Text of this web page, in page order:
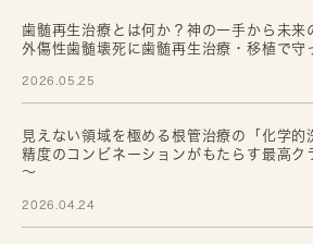
歯髄再生治療とは何か？神の一手から未
外傷性歯髄壊死に歯髄再生治療・移植で
2026.05.25
見えない領域を極める根管治療の「化学的
精度のコンビネーションがもたらす最高ク
～
2026.04.24